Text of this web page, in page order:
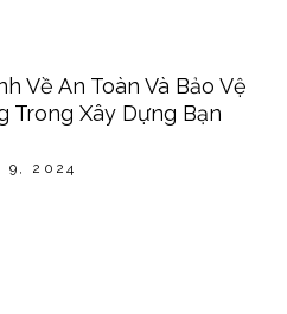
Về An Toàn Và Bảo Vệ
Trong Xây Dựng Bạn
9, 2024